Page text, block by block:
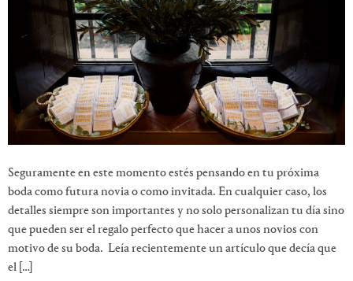
Seguramente en este momento estés pensando en tu próxima
boda como futura novia o como invitada. En cualquier caso, los
detalles siempre son importantes y no solo personalizan tu día sino
que pueden ser el regalo perfecto que hacer a unos novios con
motivo de su boda. Leía recientemente un artículo que decía que
el […]